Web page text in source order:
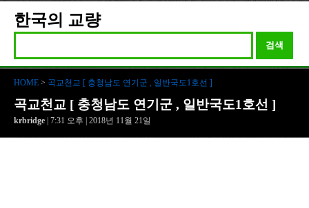
한국의 교량
검색
HOME > 곡교천교 [ 충청남도 연기군 , 일반국도1호선 ]
곡교천교 [ 충청남도 연기군 , 일반국도1호선 ]
krbridge | 7:31 오후 | 2018년 11월 21일